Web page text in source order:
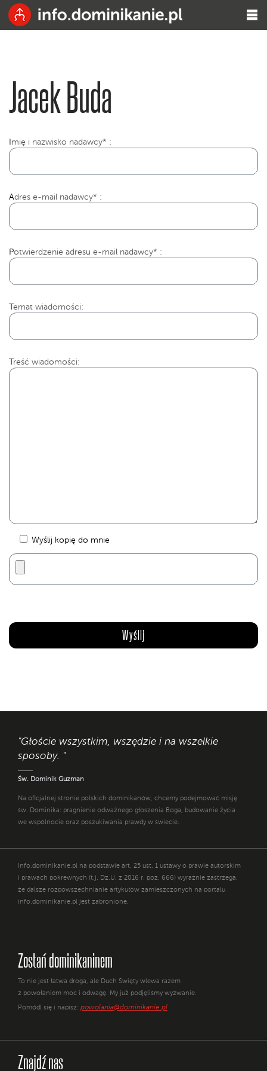
Jacek Buda
mię i nazwisko nadawcy* :
Adres e-mail nadawcy* :
Potwierdzenie adresu e-mail nadawcy* :
Temat wiadomości:
Treść wiadomości:
Wyślij kopię do mnie
"Głoście wszystkim, wszędzie i na wszelkie
sposoby. "
Św. Dominik Guzman
Na oficjalnej stronie polskich dominikanów, chcemy podejmować misję
św. Dominika: pragnienie odważnego głoszenia Boga, budowanie życia
we wspólnocie oraz poszukiwania prawdy w świecie.
Info.dominikanie.pl na podstawie art. 25 ust. 1 ustawy o prawie autorskim
i prawach pokrewnych (t.j. Dz.U. z 2016 r. poz. 666) wyraźnie zastrzega,
że dalsze rozpowszechnianie artykułów zamieszczonych na portalu
info.dominikanie.pl jest zabronione.
Zostań dominikaninem
To nie jest łatwa droga, ale Duch Święty wlewa razem
z powołaniem moc i odwagę. My już podjęliśmy wyzwanie.
Pomódl się i napisz: powolania@dominikanie.pl
Znajdź nas